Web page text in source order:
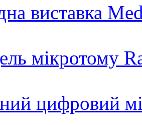
виставка
мікротому
цифровий